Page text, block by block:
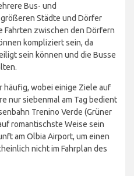
Bus- und
Städte und Dörfer
Fahrten zwischen den Dörfern
kompliziert sein, da
sein können und die Busse
häufig, wobei einige Ziele auf
nur siebenmal am Tag bedient
Trenino Verde (Grüner
romantischste Weise sein
am Olbia Airport, um einen
nicht im Fahrplan des